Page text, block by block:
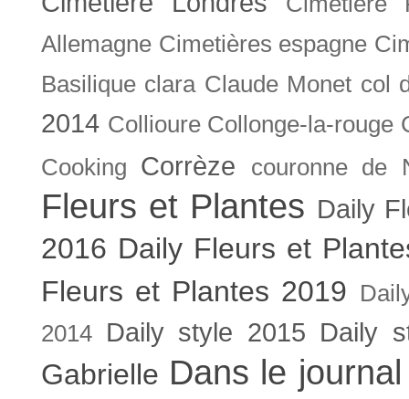
Allemagne Cimetières espagne
Basilique clara Claude Monet col
2014 Collioure Collonge-la-rouge
Cooking
Corrèze couronne de
Fleurs et Plantes Daily
2016 Daily Fleurs et
Fleurs et Plantes 2019
2014
Daily style 2015 Daily
Gabrielle Dans le journal